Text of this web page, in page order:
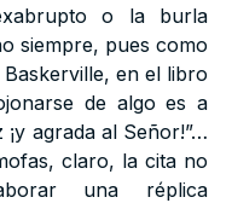
o la burla
siempre, pues como
en el libro
de algo es a
agrada al Señor!”…
claro, la cita no
una réplica